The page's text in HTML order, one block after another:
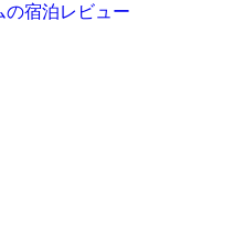
の宿泊レビュー